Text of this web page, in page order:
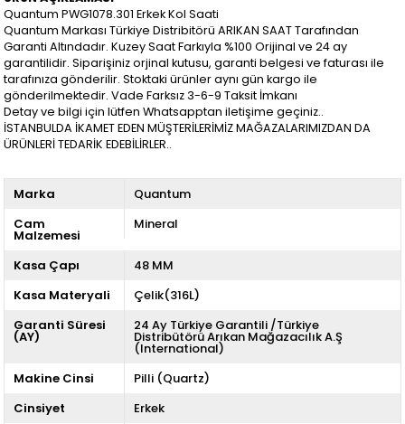
Quantum PWG1078.301 Erkek Kol Saati
Quantum Markası Türkiye Distribitörü ARIKAN SAAT Tarafından
Garanti Altındadır. Kuzey Saat Farkıyla %100 Orijinal ve 24 ay
garantilidir. Siparişiniz orjinal kutusu, garanti belgesi ve faturası ile
tarafınıza gönderilir. Stoktaki ürünler aynı gün kargo ile
gönderilmektedir. Vade Farksız 3-6-9 Taksit İmkanı
Detay ve bilgi için lütfen Whatsapptan iletişime geçiniz..
İSTANBULDA İKAMET EDEN MÜŞTERİLERİMİZ MAĞAZALARIMIZDAN DA
ÜRÜNLERİ TEDARİK EDEBİLİRLER..
Marka
Quantum
Cam
Malzemesi
Mineral
Kasa Çapı
48 MM
Kasa Materyali
Çelik(316L)
Garanti Süresi
(AY)
24 Ay Türkiye Garantili /Türkiye
Distribütörü Arıkan Mağazacılık A.Ş
(International)
Makine Cinsi
Pilli (Quartz)
Cinsiyet
Erkek